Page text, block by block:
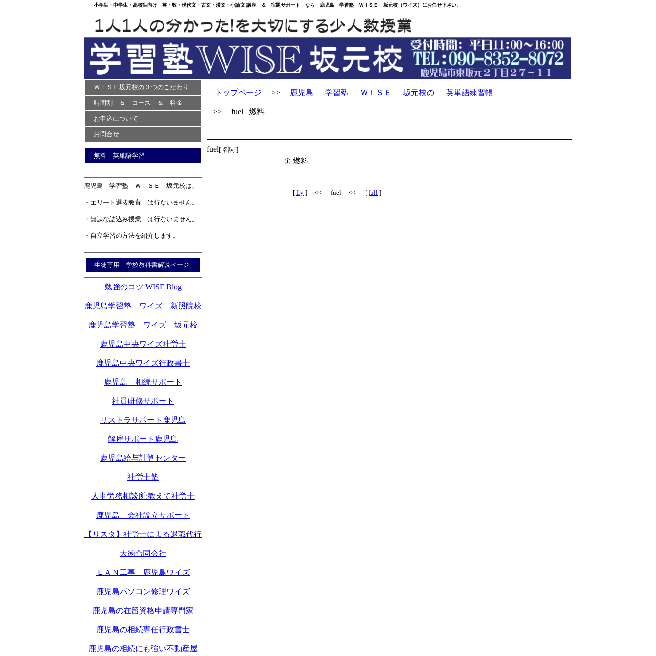
小学生・中学生・高校生向け 英・数・現代文・古文・漢文・小論文 講座 ＆ 宿題サポート なら 鹿児島 学習塾 ＷＩＳＥ 坂元校（ワイズ）にお任せ下さい。
ＷＩＳＥ坂元校の３つのこだわり
時間割 ＆ コース ＆ 料金
お申込について
お問合せ
無料 英単語学習
鹿児島 学習塾 ＷＩＳＥ 坂元校は、
・エリート選抜教育 は行ないません。
・無謀な詰込み授業 は行ないません。
・自立学習の方法を紹介します。
生徒専用 学校教科書解説ページ
勉強のコツ WISE Blog
鹿児島学習塾 ワイズ 新照院校
鹿児島学習塾 ワイズ 坂元校
鹿児島中央ワイズ社労士
鹿児島中央ワイズ行政書士
鹿児島 相続サポート
社員研修サポート
リストラサポート鹿児島
解雇サポート鹿児島
鹿児島給与計算センター
社労士塾
人事労務相談所:教えて社労士
鹿児島 会社設立サポート
【リスタ】社労士による退職代行
大徳合同会社
ＬＡＮ工事 鹿児島ワイズ
鹿児島パソコン修理ワイズ
鹿児島の在留資格申請専門家
鹿児島の相続専任行政書士
鹿児島の相続にも強い不動産屋
トップページ >> 鹿児島 学習塾 ＷＩＳＥ 坂元校の 英単語練習帳
>> fuel : 燃料
fuel[ 名詞 ]
① 燃料
[ fry ] << fuel << [ full ]